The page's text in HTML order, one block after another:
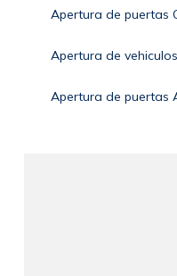
Apertura de puertas
Apertura de
Apertura de puertas